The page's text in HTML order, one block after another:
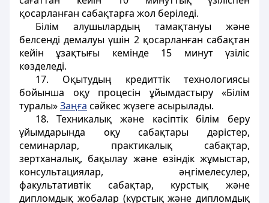
қосарланған сабақтарға жол беріледі.
Білім алушылардың тамақтануы және
белсенді демалуы үшін 2 қосарланған сабақтан
кейін ұзақтығы кемінде 15 минут үзіліс
көзделеді.
17. Оқытудың кредиттік технологиясы
бойынша оқу процесін ұйымдастыру «Білім
туралы»Заңға сәйкес жүзеге асырылады.
18. Техникалық және кәсіптік білім беру
ұйымдарында оқу сабақтары дәрістер,
семинарлар, практикалық сабақтар,
зертханалық, бақылау және өзіндік жұмыстар,
консультациялар, әңгімелесулер,
факультативтік сабақтар, курстық және
дипломдық жобалар (курстық және дипломдық